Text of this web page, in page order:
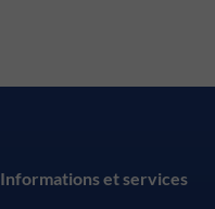
Informations et services